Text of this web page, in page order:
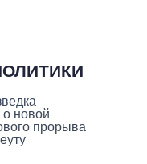
о новой
прорыва